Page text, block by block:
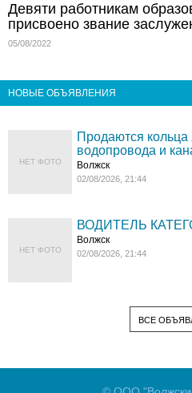
Девяти работникам
присвоено звание
05/08/2022
НОВЫЕ ОБЪЯВЛЕНИЯ
НЕТ ФОТО
Продаются
водопровода и
Волжск
02/08/2026, 21:44
НЕТ ФОТО
ВОДИТЕЛЬ
Волжск
02/08/2026, 21:44
ВСЕ